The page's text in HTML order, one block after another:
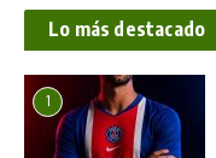
Lo más destacado
1